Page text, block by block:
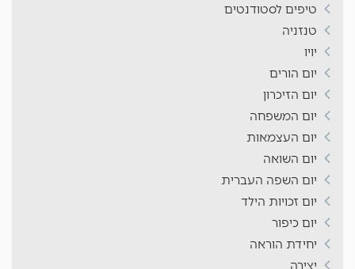
טיפים לסטודנטים
טנזניה
יויו
יום הורים
יום הזיכרון
יום המשפחה
יום העצמאות
יום השואה
יום השפה העברית
יום זכויות הילד
יום כיפור
יחידת הוראה